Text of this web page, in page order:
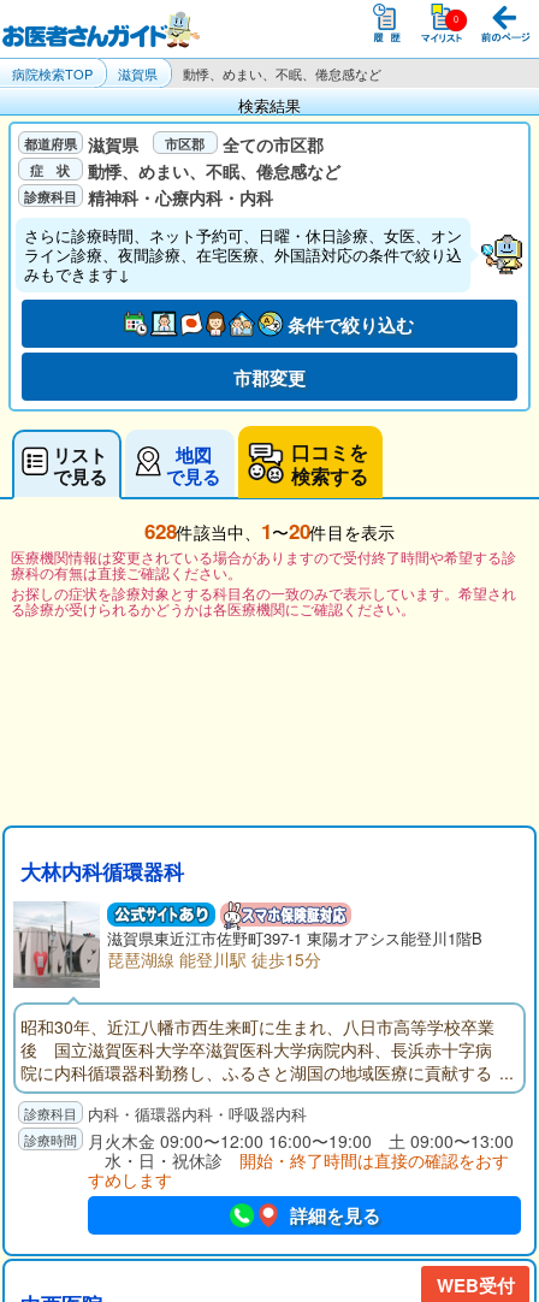
病院検索TOP 滋賀県 動悸、めまい、不眠、倦怠感など
検索結果
滋賀県
全ての市区郡
動悸、めまい、不眠、倦怠感など
精神科・心療内科・内科
さらに診療時間、ネット予約可、日曜・休日診療、女医、オン
ライン診療、夜間診療、在宅医療、外国語対応の条件で絞り込
みもできます↓
条件で絞り込む
市郡変更
リスト
で見る
地図
で見る
口コミを
検索する
628件該当中、 1〜20件目を表示
医療機関情報は変更されている場合がありますので受付終了時間や希望する診
療科の有無は直接ご確認ください。
お探しの症状を診療対象とする科目名の一致のみで表示しています。希望され
る診療が受けられるかどうかは各医療機関にご確認ください。
大林内科循環器科
滋賀県東近江市佐野町397-1 東陽オアシス能登川1階B
琵琶湖線 能登川駅 徒歩15分
昭和30年、近江八幡市西生来町に生まれ、八日市高等学校卒業
後 国立滋賀医科大学卒滋賀医科大学病院内科、長浜赤十字病
院に内科循環器科勤務し、ふるさと湖国の地域医療に貢献する
ため新規に診療所を開設しました。25年の病院勤務経験を生か
し、内科全般に対する診療、特に高血圧、心臓病、動脈硬化な
どの循環器疾患、生活習慣病、呼吸器疾患の診療を総合的に行
内科・循環器内科・呼吸器内科
月火木金 09:00〜12:00 16:00〜19:00 土 09:00〜13:00
水・日・祝休診 開始・終了時間は直接の確認をおす
すめします
詳細を見る
WEB受付